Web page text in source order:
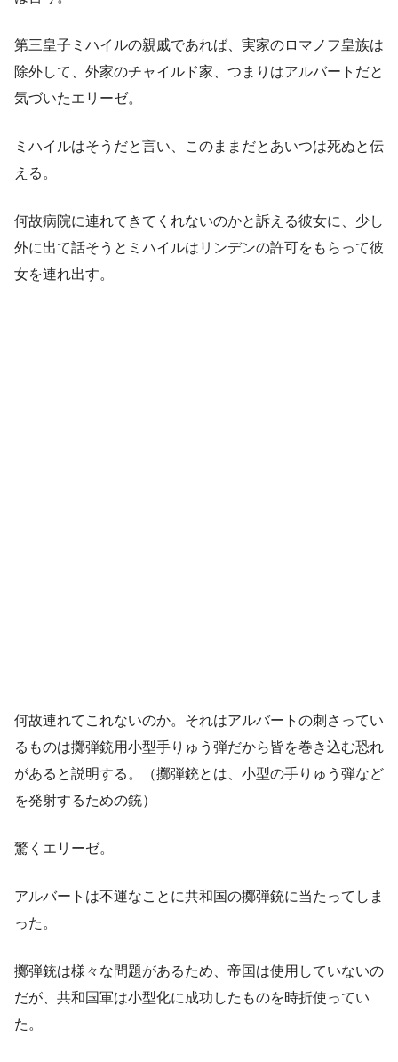
第三皇子ミハイルの親戚であれば、実家のロマノフ皇族は
除外して、外家のチャイルド家、つまりはアルバートだと
気づいたエリーゼ。
ミハイルはそうだと言い、このままだとあいつは死ぬと伝
える。
何故病院に連れてきてくれないのかと訴える彼女に、少し
外に出て話そうとミハイルはリンデンの許可をもらって彼
女を連れ出す。
何故連れてこれないのか。それはアルバートの刺さってい
るものは擲弾銃用小型手りゅう弾だから皆を巻き込む恐れ
があると説明する。（擲弾銃とは、小型の手りゅう弾など
を発射するための銃）
驚くエリーゼ。
アルバートは不運なことに共和国の擲弾銃に当たってしま
った。
擲弾銃は様々な問題があるため、帝国は使用していないの
だが、共和国軍は小型化に成功したものを時折使ってい
た。